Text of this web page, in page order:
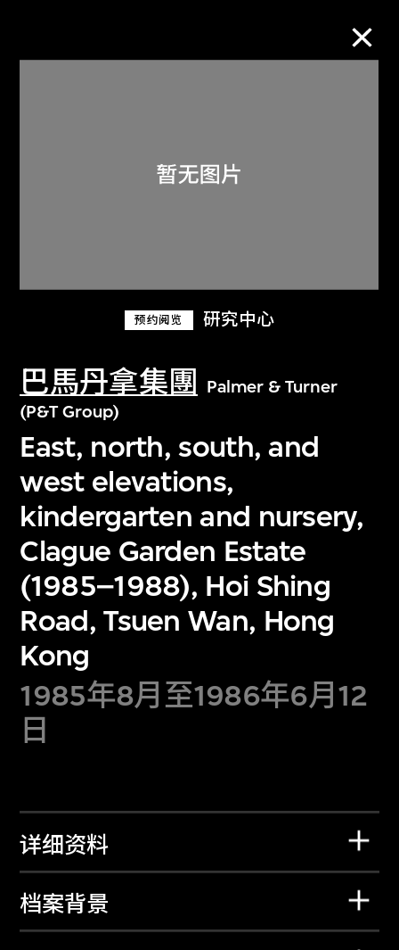
预约阅览 研究中心
巴馬丹拿集團
Palmer & Turner
(P&T Group)
East, north, south, and
west elevations,
kindergarten and nursery,
Clague Garden Estate
(1985–1988), Hoi Shing
Road, Tsuen Wan, Hong
Kong
1985年8月至1986年6月12
日
详细资料
档案背景
关于M+藏品
探索世界顶级的二十及二十一世纪视觉
文化藏品。